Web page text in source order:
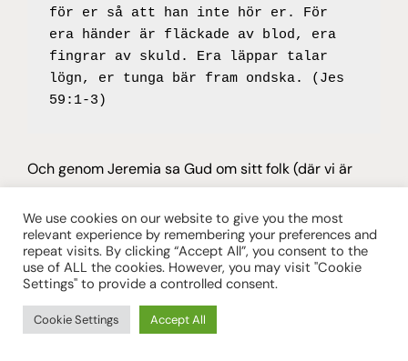
för er så att han inte hör er. För
era händer är fläckade av blod, era
fingrar av skuld. Era läppar talar
lögn, er tunga bär fram ondska. (Jes
59:1-3)
Och genom Jeremia sa Gud om sitt folk (där vi är
Deras tunga är en mördande pil, deras
mun talar svek. De talar vänligt till
sin nästa, men i hjärtat lägger de
fällor för honom. Skulle jag inte
We use cookies on our website to give you the most
relevant experience by remembering your preferences and
repeat visits. By clicking “Accept All”, you consent to the
use of ALL the cookies. However, you may visit "Cookie
Settings" to provide a controlled consent.
Cookie Settings Accept All